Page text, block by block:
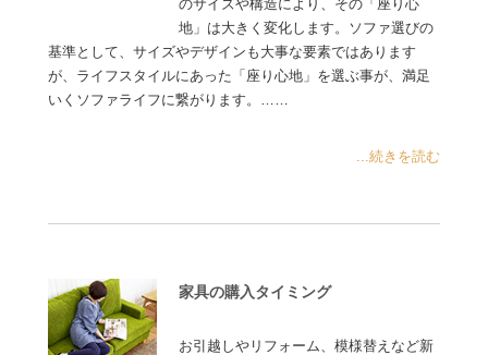
のサイズや構造により、その「座り心
地」は大きく変化します。ソファ選びの
基準として、サイズやデザインも大事な要素ではあります
が、ライフスタイルにあった「座り心地」を選ぶ事が、満足
いくソファライフに繋がります。……
...続きを読む
家具の購入タイミング
お引越しやリフォーム、模様替えなど新